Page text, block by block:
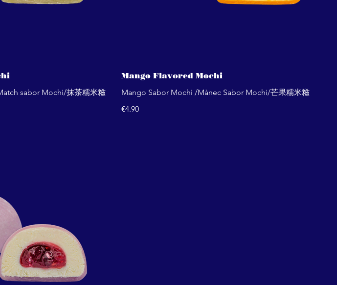
sabor Mochi/抹茶糯米糍
Mango Flavored Mochi
Mango Sabor Mochi /Mànec Sabor Mochi/芒果糯米糍
€4.90